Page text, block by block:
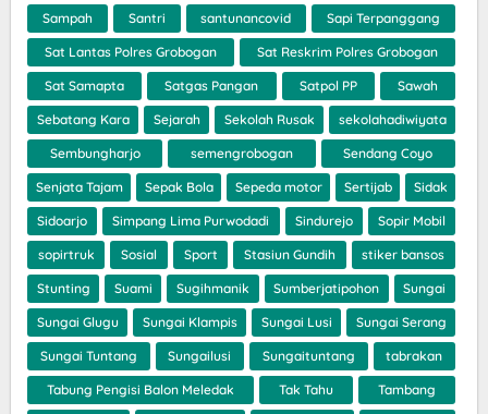
Sampah Santri santunancovid Sapi Terpanggang
Sat Lantas Polres Grobogan Sat Reskrim Polres Grobogan
Sat Samapta Satgas Pangan Satpol PP Sawah
Sebatang Kara Sejarah Sekolah Rusak sekolahadiwiyata
Sembungharjo semengrobogan Sendang Coyo
Senjata Tajam Sepak Bola Sepeda motor Sertijab Sidak
Sidoarjo Simpang Lima Purwodadi Sindurejo Sopir Mobil
sopirtruk Sosial Sport Stasiun Gundih stiker bansos
Stunting Suami Sugihmanik Sumberjatipohon Sungai
Sungai Glugu Sungai Klampis Sungai Lusi Sungai Serang
Sungai Tuntang Sungailusi Sungaituntang tabrakan
Tabung Pengisi Balon Meledak Tak Tahu Tambang